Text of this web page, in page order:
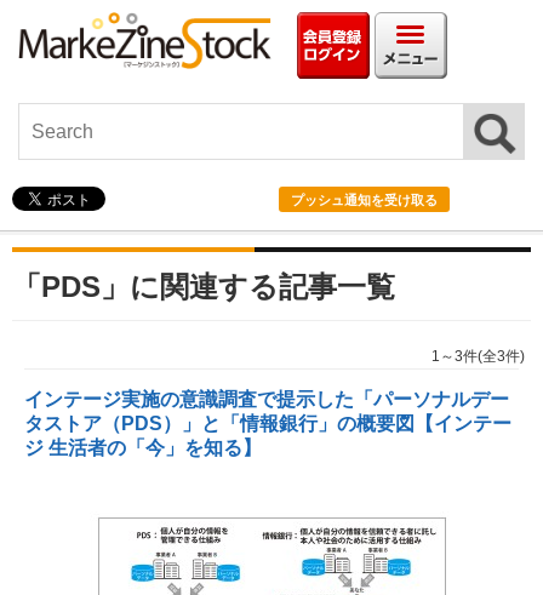
会員情報ログイン
プッシュ通知を受け取る
「PDS」に関連する記事一覧
1～3件(全3件)
インテージ実施の意識調査で提示した「パーソナルデー
タストア（PDS）」と「情報銀行」の概要図【インテー
ジ 生活者の「今」を知る】